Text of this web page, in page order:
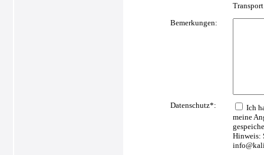
Bemerkungen:
Datenschutz*:
Ich
meine
Hinweis: